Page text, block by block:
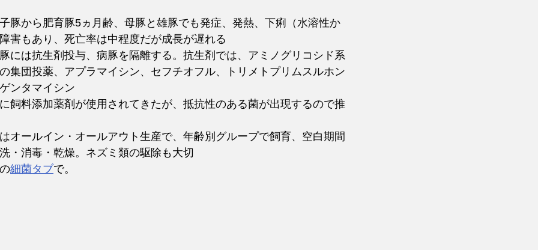
豚から肥育豚5ヵ月齢、母豚と雄豚でも発症、発熱、下痢（水溶性か
害もあり、死亡率は中程度だが成長が遅れる
には抗生剤投与、病豚を隔離する。抗生剤では、アミノグリコシド系
集団投薬、アプラマイシン、セフチオフル、トリメトプリムスルホン
ンタマイシン
飼料添加薬剤が使用されてきたが、抵抗性のある菌が出現するので推
オールイン・オールアウト生産で、年齢別グループで飼育、空白期間
・消毒・乾燥。ネズミ類の駆除も大切
細菌タブで。